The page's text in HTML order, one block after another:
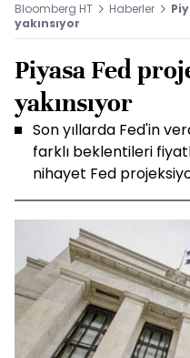
Bloomberg HT Haberler
yakınsıyor
Piyasa Fed
yakınsıyor
Son yıllarda Fed'in
farklı beklentileri
nihayet Fed